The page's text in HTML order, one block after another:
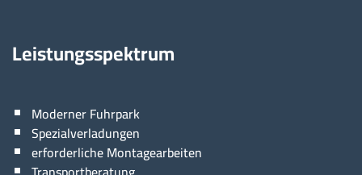
Leistungsspektrum
Moderner Fuhrpark
Spezialverladungen
erforderliche Montagearbeiten